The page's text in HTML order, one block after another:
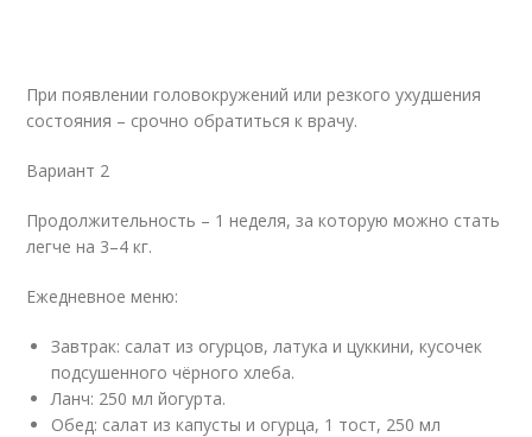
При появлении головокружений или резкого ухудшения
состояния – срочно обратиться к врачу.
Вариант 2
Продолжительность – 1 неделя, за которую можно стать
легче на 3–4 кг.
Ежедневное меню:
Завтрак: салат из огурцов, латука и цуккини, кусочек
подсушенного чёрного хлеба.
Ланч: 250 мл йогурта.
Обед: салат из капусты и огурца, 1 тост, 250 мл